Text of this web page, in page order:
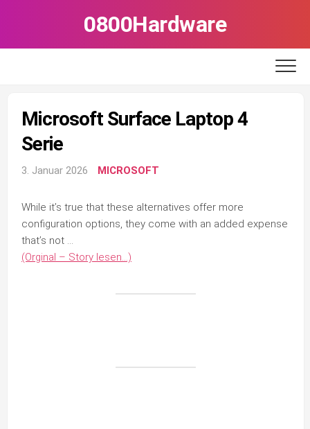
0800Hardware
Microsoft Surface Laptop 4
Serie
3. Januar 2026 MICROSOFT
While it’s true that these alternatives offer more
configuration options, they come with an added expense
that’s not …
(Orginal – Story lesen…)